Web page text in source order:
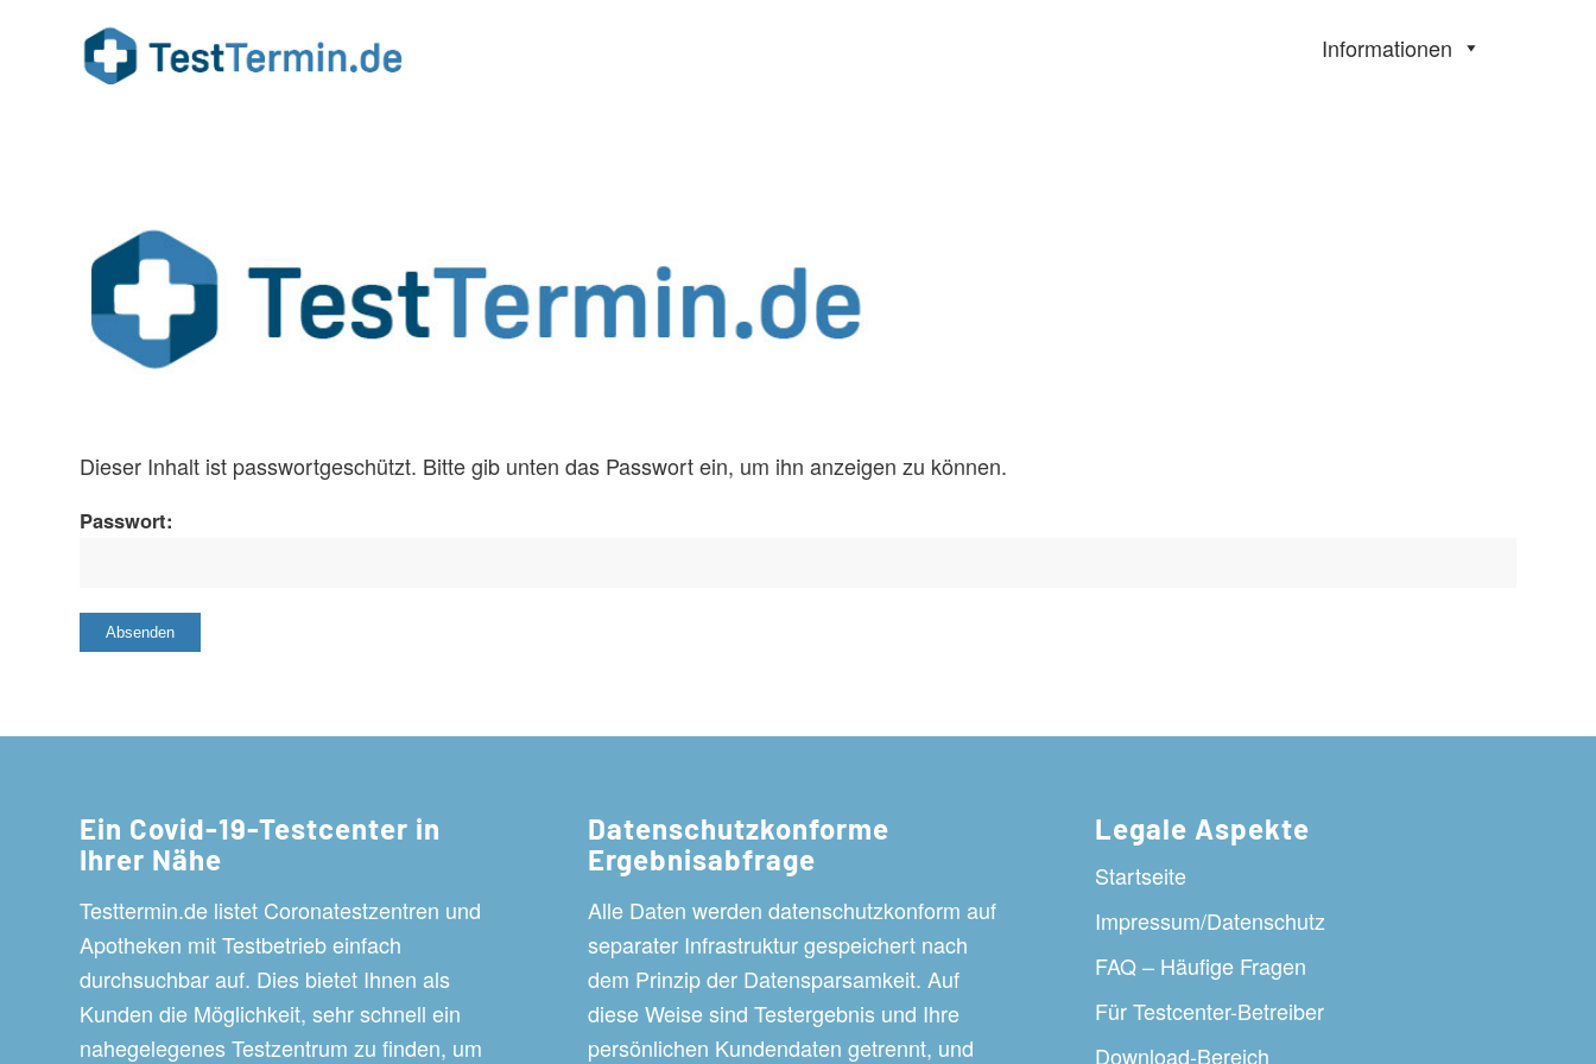
Informationen
Dieser Inhalt ist passwortgeschützt. Bitte gib unten das Passwort ein, um ihn anzeigen zu können.
Passwort:
Ein Covid-19-Testcenter in
Ihrer Nähe
Testtermin.de listet Coronatestzentren und
Apotheken mit Testbetrieb einfach
durchsuchbar auf. Dies bietet Ihnen als
Kunden die Möglichkeit, sehr schnell ein
nahegelegenes Testzentrum zu finden, um
Datenschutzkonforme
Ergebnisabfrage
Alle Daten werden datenschutzkonform auf
separater Infrastruktur gespeichert nach
dem Prinzip der Datensparsamkeit. Auf
diese Weise sind Testergebnis und Ihre
persönlichen Kundendaten getrennt, und
Legale Aspekte
Startseite
Impressum/Datenschutz
FAQ – Häufige Fragen
Für Testcenter-Betreiber
Download-Bereich